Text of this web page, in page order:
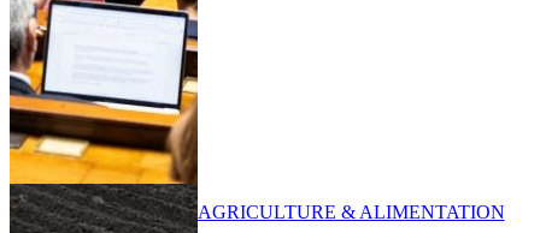
AGRICULTURE & ALIMENTATION